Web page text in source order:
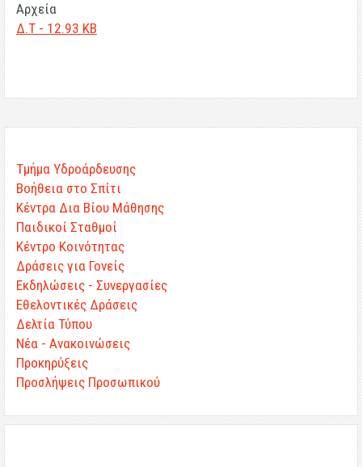
Αρχεία
Δ.Τ - 12.93 KB
Τμήμα Υδροάρδευσης
Βοήθεια στο Σπίτι
Κέντρα Δια Βίου Μάθησης
Παιδικοί Σταθμοί
Κέντρο Κοινότητας
Δράσεις για Γονείς
Εκδηλώσεις - Συνεργασίες
Εθελοντικές Δράσεις
Δελτία Τύπου
Νέα - Ανακοινώσεις
Προκηρύξεις
Προσλήψεις Προσωπικού